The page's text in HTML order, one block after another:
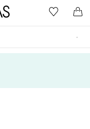
A Douglas HomeMi lista de
A